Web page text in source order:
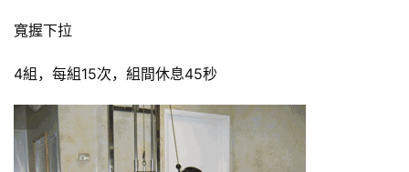
寬握下拉
4組，每組15次，組間休息45秒